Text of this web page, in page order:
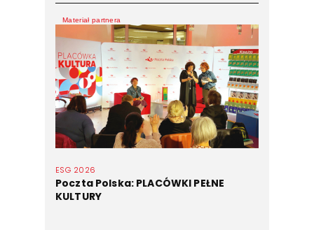
ESG 2026
Poczta Polska: PLACÓWKI PEŁNE
KULTURY
Materiał partnera